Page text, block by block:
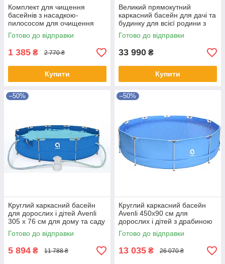
Комплект для чищення
басейнів з насадкою-
пилососом для очищення
дна та поверхні довжина 249
см 2 в 1 Avenli набір для
Готово до відправки
1 385 ₴ 2 770 ₴
Купити
Великий прямокутний
каркасний басейн для дачі та
будинку для всієї родини з
насосом та фільтром
540х250 см Avenli Shopik
Готово до відправки
33 990 ₴
Купити
–50%
Круглий каркасний басейн
для дорослих і дітей Avenli
305 x 76 см для дому та саду
із фільтром та насосом
Готово до відправки
5 894 ₴ 11 788 ₴
–50%
Круглий каркасний басейн
Avenli 450x90 см для
дорослих і дітей з драбиною
фільтром та насосом для
дому та саду
Готово до відправки
13 035 ₴ 26 070 ₴